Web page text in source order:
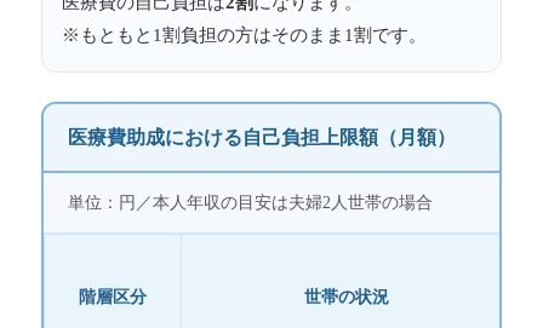
※もともと1割負担の方はそのまま1割です。
医療費助成における自己負担上限額（月額）
単位：円／本人年収の目安は夫婦2人世帯の場合
階層区分 世帯の状況